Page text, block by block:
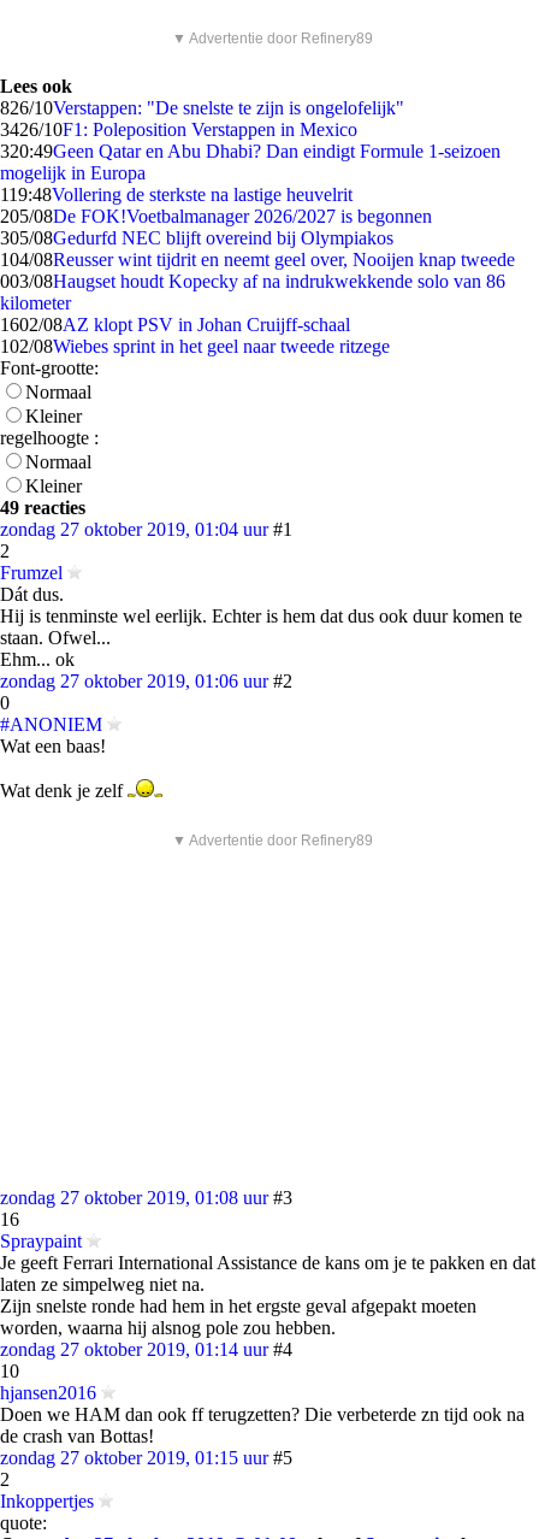
▼ Advertentie door Refinery89
Lees ook
826/10Verstappen: "De snelste te zijn is ongelofelijk"
3426/10F1: Poleposition Verstappen in Mexico
320:49Geen Qatar en Abu Dhabi? Dan eindigt Formule 1-seizoen
mogelijk in Europa
119:48Vollering de sterkste na lastige heuvelrit
205/08De FOK!Voetbalmanager 2026/2027 is begonnen
305/08Gedurfd NEC blijft overeind bij Olympiakos
104/08Reusser wint tijdrit en neemt geel over, Nooijen knap tweede
003/08Haugset houdt Kopecky af na indrukwekkende solo van 86
kilometer
1602/08AZ klopt PSV in Johan Cruijff-schaal
102/08Wiebes sprint in het geel naar tweede ritzege
Font-grootte:
Normaal
Kleiner
regelhoogte :
Normaal
Kleiner
49 reacties
zondag 27 oktober 2019, 01:04 uur #1
2
Frumzel
Dát dus.
Hij is tenminste wel eerlijk. Echter is hem dat dus ook duur komen te
staan. Ofwel...
Ehm... ok
zondag 27 oktober 2019, 01:06 uur #2
0
#ANONIEM
Wat een baas!
Wat denk je zelf
▼ Advertentie door Refinery89
zondag 27 oktober 2019, 01:08 uur #3
16
Spraypaint
Je geeft Ferrari International Assistance de kans om je te pakken en dat
laten ze simpelweg niet na.
Zijn snelste ronde had hem in het ergste geval afgepakt moeten
worden, waarna hij alsnog pole zou hebben.
zondag 27 oktober 2019, 01:14 uur #4
10
hjansen2016
Doen we HAM dan ook ff terugzetten? Die verbeterde zn tijd ook na
de crash van Bottas!
zondag 27 oktober 2019, 01:15 uur #5
2
Inkoppertjes
quote: